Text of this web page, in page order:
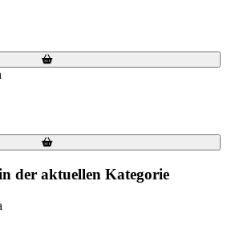
der aktuellen Kategorie